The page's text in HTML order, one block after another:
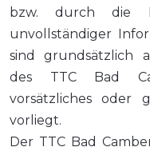
bzw. durch die
unvollständiger
sind grundsätzlich
des TTC Bad
vorsätzliches oder
vorliegt.
Der TTC Bad